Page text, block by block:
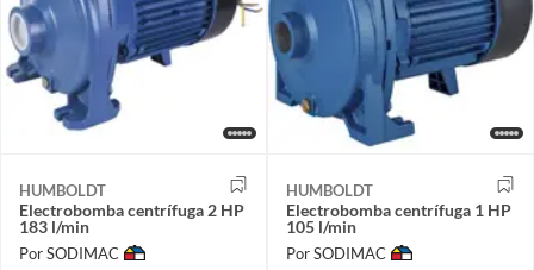
HUMBOLDT
Electrobomba centrífuga 2 HP
183 l/min
Por SODIMAC
HUMBOLDT
Electrobomba centrífuga 1 HP
105 l/min
Por SODIMAC